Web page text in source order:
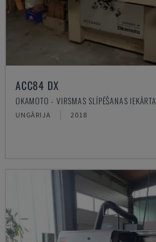
ACC84 DX
OKAMOTO - VIRSMAS SLĪPĒŠANAS IEKĀRTA
UNGĀRIJA 2018